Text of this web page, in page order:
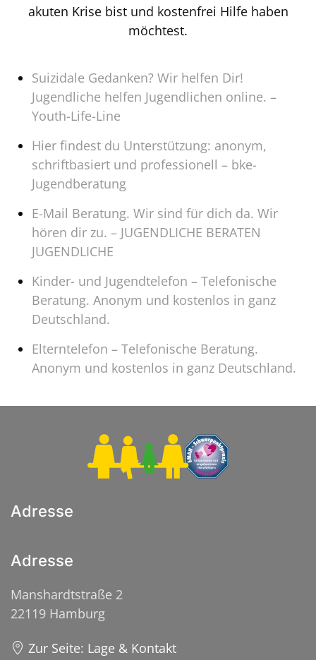
akuten Krise bist und kostenfrei Hilfe haben
möchtest.
Suizidale Gedanken? Wir helfen Dir!
Jugendliche helfen Jugendlichen online. –
Youth-Life-Line
Hier findest du Unterstützung: anonym,
schriftbasiert und professionell – bke-
Jugendberatung
E-Mail Beratung. Wir sind für dich da. Wir
hören dir zu. – JUGENDLICHE BERATEN
JUGENDLICHE
Kinder- und Jugendtelefon – Telefonische
Beratung. Anonym und kostenlos in ganz
Deutschland.
Elterntelefon – Telefonische Beratung.
Anonym und kostenlos in ganz Deutschland.
Adresse
Adresse
Manshardtstraße 2
22119 Hamburg
Zur Seite: Lage & Kontakt